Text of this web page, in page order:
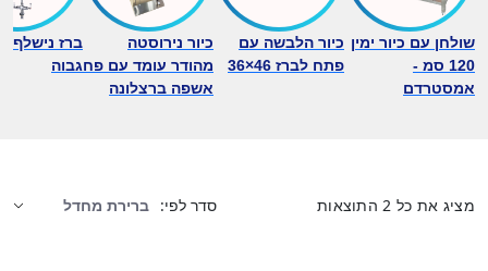
שולחן עם כיור ימין
120 סמ -
אמסטרדם
כיור הלבשה עם
פתח לברז 46×36
כיור נירוסטה
מהודר עומד עם פח
אשפה ברצלונה
ברז נישלף
גבוה
מציג את כל 2 התוצאות סדר לפי: